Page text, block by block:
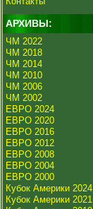
АРХИВЫ:
ЧМ 2022
ЧМ 2018
ЧМ 2014
ЧМ 2010
ЧМ 2006
ЧМ 2002
ЕВРО 2024
ЕВРО 2020
ЕВРО 2016
ЕВРО 2012
ЕВРО 2008
ЕВРО 2004
ЕВРО 2000
Кубок Америки 2024
Кубок Америки 2021